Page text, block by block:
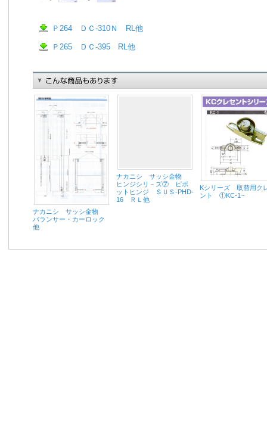
Ｐ264 ＤＣ‐310Ｎ RL他
Ｐ265 ＤＣ‐395 RL他
ナカニシ サッシ金物
バランサー・カーロック
他
ナカニシ サッシ金物
ヒンジシリ－ズ⑦ ピボ
ットヒンジ ＳＵＳ‐PHD‐
16 ＲＬ他
Kシリーズ 取替用ク
ント ①KC-1~